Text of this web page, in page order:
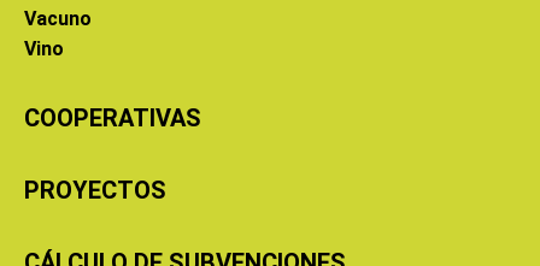
Vacuno
Vino
COOPERATIVAS
PROYECTOS